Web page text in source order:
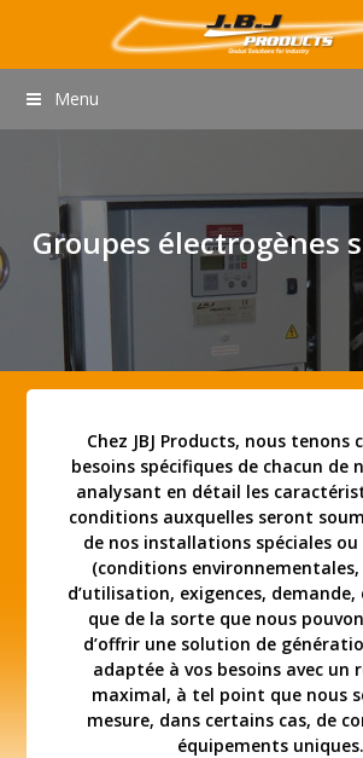
Menu
Groupes électrogènes
Chez JBJ Products, nous tenons
besoins spécifiques de chacun de
analysant en détail les
conditions auxquelles seront
de nos installations spéciales ou
(conditions
d’utilisation, exigences, demande,
que de la sorte que nous
d’offrir une solution de
adaptée à vos besoins avec un
maximal, à tel point que nous
mesure, dans certains cas, de
équipements uniques.